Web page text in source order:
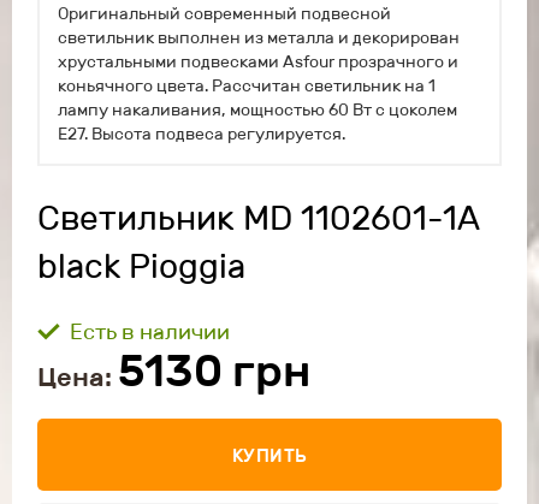
Оригинальный современный подвесной
светильник выполнен из металла и декорирован
хрустальными подвесками Asfour прозрачного и
коньячного цвета. Рассчитан светильник на 1
лампу накаливания, мощностью 60 Вт с цоколем
Е27. Высота подвеса регулируется.
Светильник MD 1102601-1A
black Pioggia
Есть в наличии
Цена: 5130 грн
КУПИТЬ